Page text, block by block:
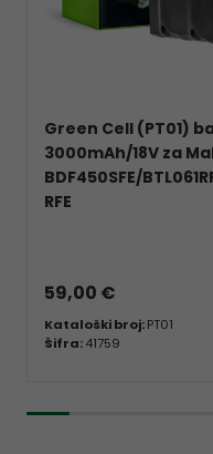
Green Cell (PT01)
3000mAh/18V za
BDF450SFE/
RFE
59,00 €
Kataloški broj:PT01
Šifra:41759